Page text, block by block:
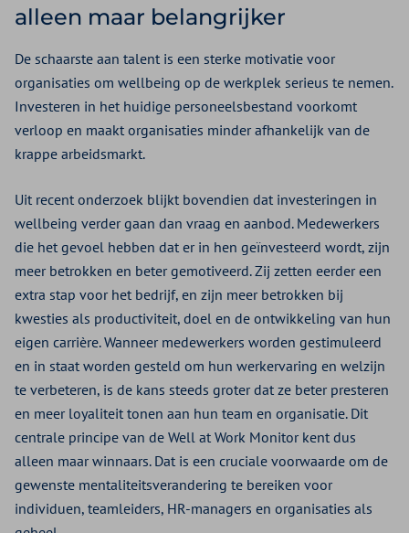
alleen maar belangrijker
De schaarste aan talent is een sterke motivatie voor
organisaties om wellbeing op de werkplek serieus te nemen.
Investeren in het huidige personeelsbestand voorkomt
verloop en maakt organisaties minder afhankelijk van de
krappe arbeidsmarkt.
Uit recent onderzoek blijkt bovendien dat investeringen in
wellbeing verder gaan dan vraag en aanbod. Medewerkers
die het gevoel hebben dat er in hen geïnvesteerd wordt, zijn
meer betrokken en beter gemotiveerd. Zij zetten eerder een
extra stap voor het bedrijf, en zijn meer betrokken bij
kwesties als productiviteit, doel en de ontwikkeling van hun
eigen carrière. Wanneer medewerkers worden gestimuleerd
en in staat worden gesteld om hun werkervaring en welzijn
te verbeteren, is de kans steeds groter dat ze beter presteren
en meer loyaliteit tonen aan hun team en organisatie. Dit
centrale principe van de Well at Work Monitor kent dus
alleen maar winnaars. Dat is een cruciale voorwaarde om de
gewenste mentaliteitsverandering te bereiken voor
individuen, teamleiders, HR-managers en organisaties als